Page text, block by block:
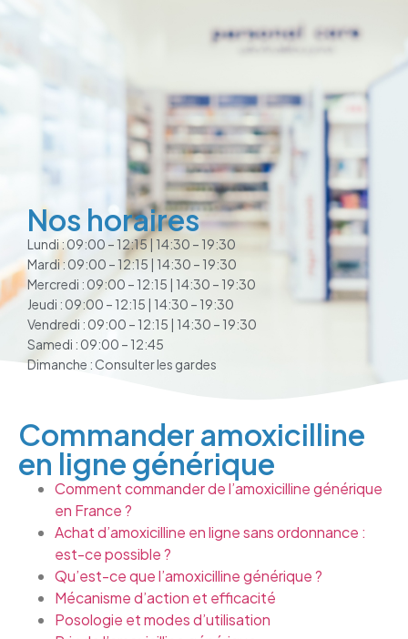
Nos horaires
Lundi : 09:00 – 12:15 | 14:30 – 19:30
Mardi : 09:00 – 12:15 | 14:30 – 19:30
Mercredi : 09:00 – 12:15 | 14:30 – 19:30
Jeudi : 09:00 – 12:15 | 14:30 – 19:30
Vendredi : 09:00 – 12:15 | 14:30 – 19:30
Samedi : 09:00 – 12:45
Dimanche : Consulter les gardes
Commander amoxicilline
en ligne générique
Comment commander de l’amoxicilline générique
en France ?
Achat d’amoxicilline en ligne sans ordonnance :
est-ce possible ?
Qu’est-ce que l’amoxicilline générique ?
Mécanisme d’action et efficacité
Posologie et modes d’utilisation